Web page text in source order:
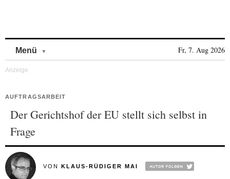
Menü Fr, 7. Aug 2026
AUFTRAGSARBEIT
Der Gerichtshof der EU stellt sich selbst in
Frage
VON KLAUS-RÜDIGER MAI